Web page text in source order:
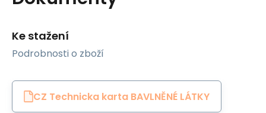
Ke stažení
Podrobnosti o zboží
CZ Technicka karta BAVLNĚNÉ LÁTKY